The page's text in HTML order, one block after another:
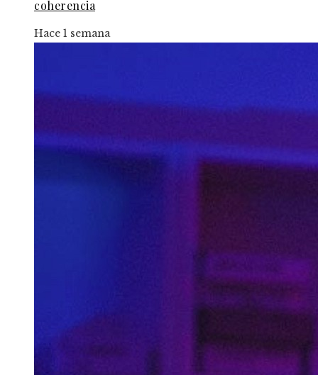
coherencia
Hace 1 semana